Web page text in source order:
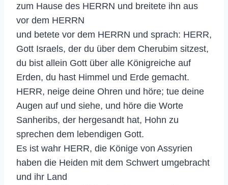
zum Hause des HERRN und breitete ihn aus
vor dem HERRN
und betete vor dem HERRN und sprach: HERR,
Gott Israels, der du über dem Cherubim sitzest,
du bist allein Gott über alle Königreiche auf
Erden, du hast Himmel und Erde gemacht.
HERR, neige deine Ohren und höre; tue deine
Augen auf und siehe, und höre die Worte
Sanheribs, der hergesandt hat, Hohn zu
sprechen dem lebendigen Gott.
Es ist wahr HERR, die Könige von Assyrien
haben die Heiden mit dem Schwert umgebracht
und ihr Land